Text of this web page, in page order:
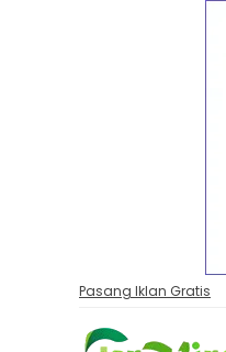
Pasang Iklan Gratis